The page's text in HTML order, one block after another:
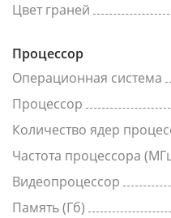
Цвет граней
Процессор
Операционная система
Процессор
Количество ядер
Частота процессора
Видеопроцессор
Память (Гб)